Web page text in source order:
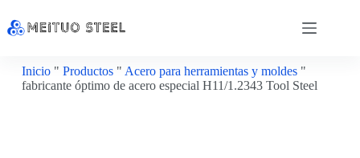
Inicio" Productos" Acero para herramientas y moldes"
fabricante óptimo de acero especial H11/1.2343 Tool Steel